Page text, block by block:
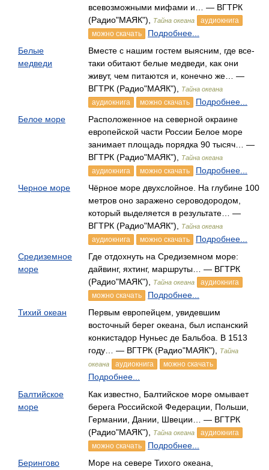
всевозможными мифами и… — ВГТРК
(Радио"МАЯК"),
Тайна океана
аудиокнига
можно скачать
Подробнее...
Белые
медведи
Вместе с нашим гостем выясним, где все-
таки обитают белые медведи, как они
живут, чем питаются и, конечно же… —
ВГТРК (Радио"МАЯК"),
Тайна океана
аудиокнига можно скачать
Подробнее...
Белое море
Расположенное на северной окраине
европейской части России Белое море
занимает площадь порядка 90 тысяч… —
ВГТРК (Радио"МАЯК"),
Тайна океана
аудиокнига можно скачать
Подробнее...
Черное море
Чёрное море двухслойное. На глубине 100
метров оно заражено сероводородом,
который выделяется в результате… —
ВГТРК (Радио"МАЯК"),
Тайна океана
аудиокнига можно скачать
Подробнее...
Средиземное
море
Где отдохнуть на Средиземном море:
дайвинг, яхтинг, маршруты… — ВГТРК
(Радио"МАЯК"),
Тайна океана
аудиокнига
можно скачать
Подробнее...
Тихий океан
Первым европейцем, увидевшим
восточный берег океана, был испанский
конкистадор Нуньес де Бальбоа. В 1513
году… — ВГТРК (Радио"МАЯК"),
Тайна
океана
аудиокнига можно скачать
Подробнее...
Балтийское
море
Как известно, Балтийское море омывает
берега Российской Федерации, Польши,
Германии, Дании, Швеции… — ВГТРК
(Радио"МАЯК"),
Тайна океана
аудиокнига
можно скачать
Подробнее...
Берингово
Море на севере Тихого океана,